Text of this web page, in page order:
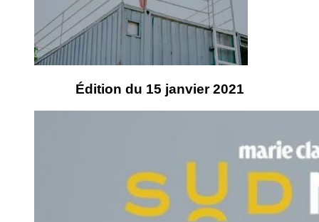
Édition du 15 janvier 2021